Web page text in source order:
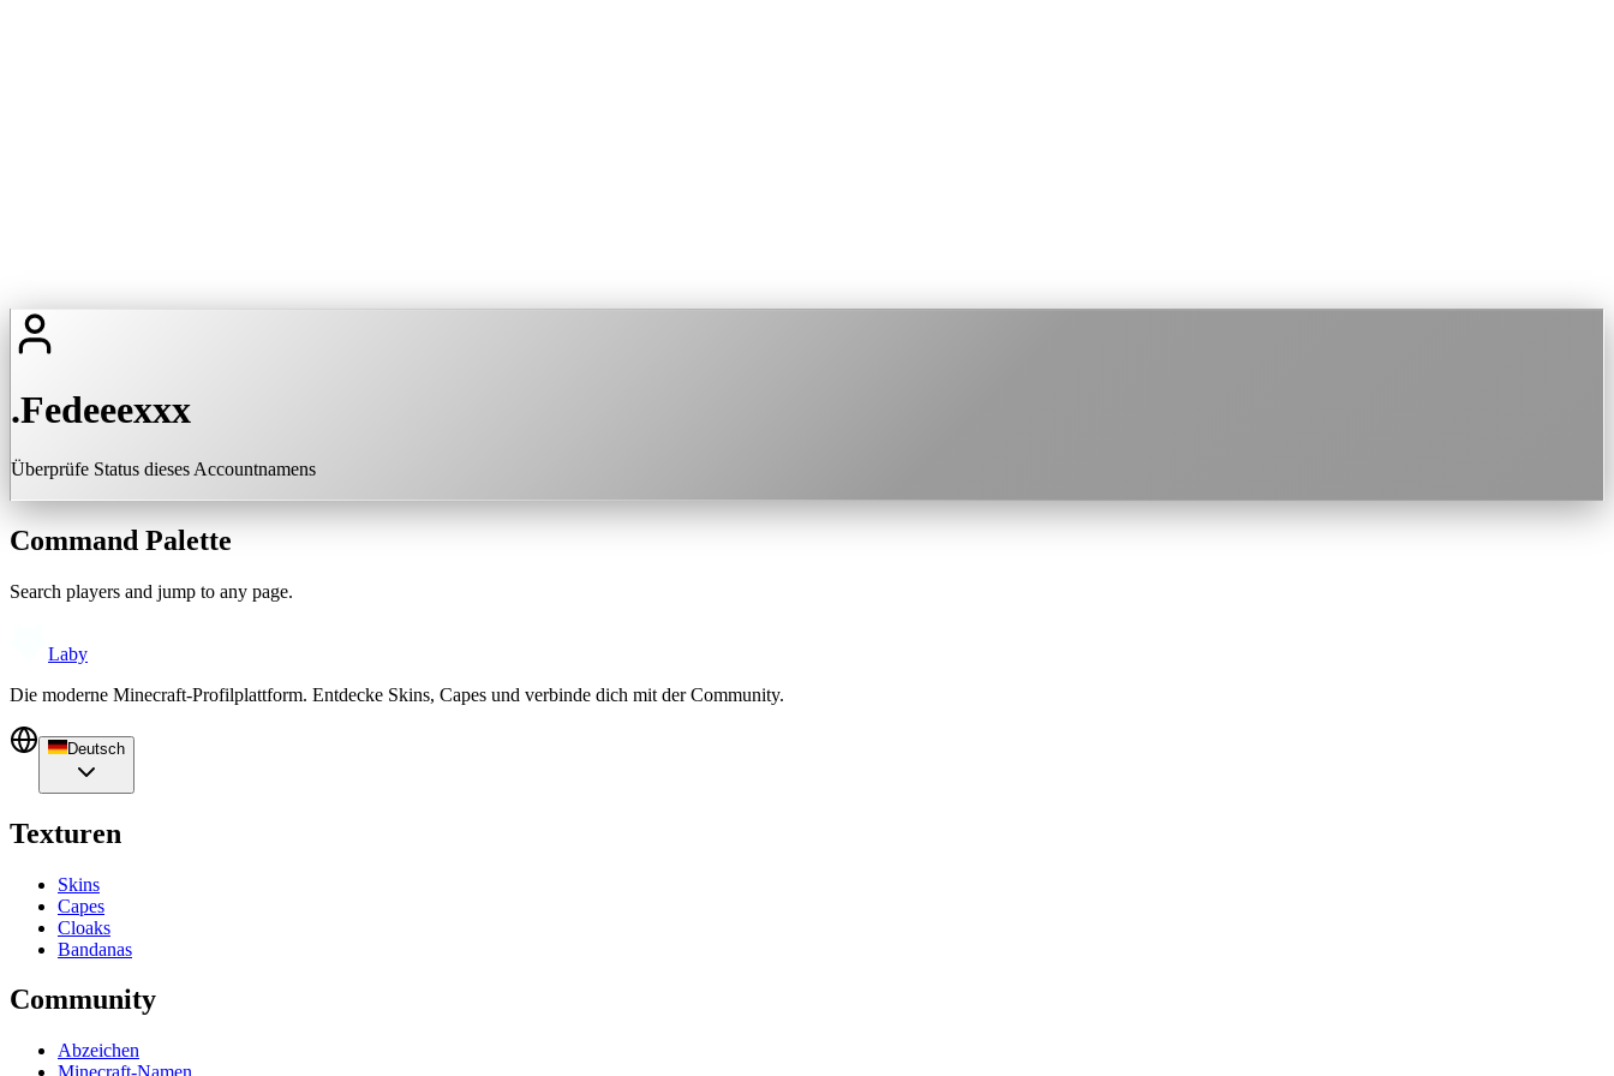
.Fedeeexxx
Überprüfe Status dieses Accountnamens
Command Palette
Search players and jump to any page.
Laby
Die moderne Minecraft-Profilplattform. Entdecke Skins, Capes und verbinde dich mit der Community.
Deutsch
Texturen
Skins
Capes
Cloaks
Bandanas
Community
Abzeichen